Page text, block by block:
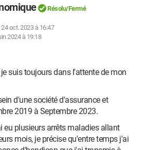
Résolu/Fermé
oct. 2023 à 16:47
2024 à 19:18
suis toujours dans l'attente de mon
d'une société d'assurance et
2019 à Septembre 2023.
eu plusieurs arrêts maladies allant
mois, je précise qu'entre temps j'ai